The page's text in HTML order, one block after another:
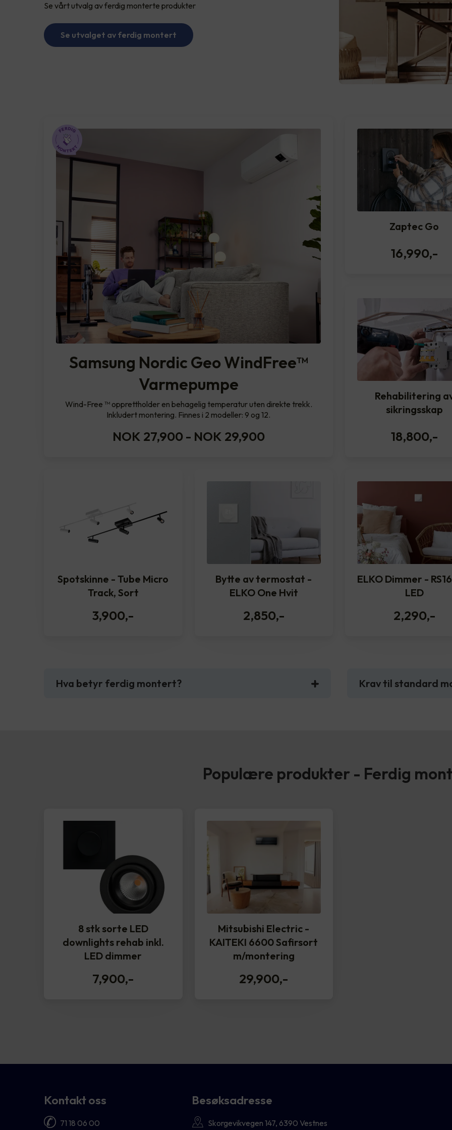
Se vårt utvalg av ferdig monterte produkter
Se utvalget av ferdig montert
Samsung Nordic Geo WindFree™️
Varmepumpe
Wind-Free ™ opprettholder en behagelig temperatur uten direkte trekk.
Inkludert montering. Finnes i 2 modeller: 9 og 12.
NOK 27,900 - NOK 29,900
Zaptec Go
16,990,-
Rehabilitering
sikringsskap
18,800,-
Spotskinne - Tube Micro
Track, Sort
3,900,-
Bytte av termostat -
ELKO One Hvit
2,850,-
ELKO Dimmer -
LED
2,290,-
Hva betyr ferdig montert? Krav til standard
Populære produkter - Ferdig
8 stk sorte LED
downlights rehab inkl.
LED dimmer
7,900,-
Mitsubishi Electric -
KAITEKI 6600 Safirsort
m/montering
29,900,-
Kontakt oss
71 18 06 00
Besøksadresse
Skorgevikvegen 147, 6390 Vestnes